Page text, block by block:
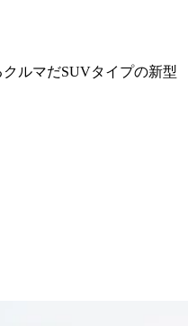
ルマだSUVタイプの新型